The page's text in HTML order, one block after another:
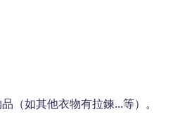
（如其他衣物有拉鍊...等）。